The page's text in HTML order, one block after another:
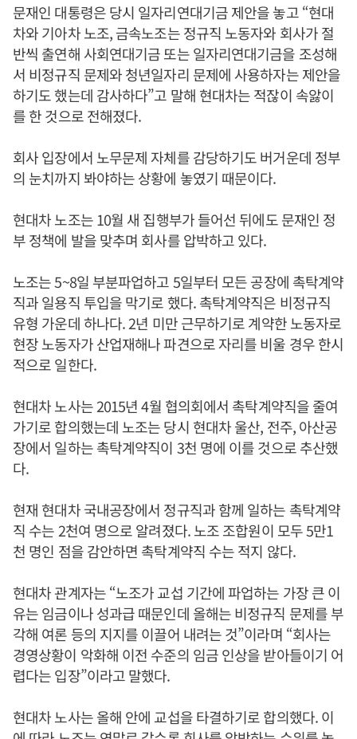
문재인 대통령은 당시 일자리연대기금 제안을 놓고 “현대
차와 기아차 노조, 금속노조는 정규직 노동자와 회사가 절
반씩 출연해 사회연대기금 또는 일자리연대기금을 조성해
서 비정규직 문제와 청년일자리 문제에 사용하자는 제안을
하기도 했는데 감사하다”고 말해 현대차는 적잖이 속앓이
를 한 것으로 전해졌다.
회사 입장에서 노무문제 자체를 감당하기도 버거운데 정부
의 눈치까지 봐야하는 상황에 놓였기 때문이다.
현대차 노조는 10월 새 집행부가 들어선 뒤에도 문재인 정
부 정책에 발을 맞추며 회사를 압박하고 있다.
노조는 5~8일 부분파업하고 5일부터 모든 공장에 촉탁계약
직과 일용직 투입을 막기로 했다. 촉탁계약직은 비정규직
유형 가운데 하나다. 2년 미만 근무하기로 계약한 노동자로
현장 노동자가 산업재해나 파견으로 자리를 비울 경우 한시
적으로 일한다.
현대차 노사는 2015년 4월 협의회에서 촉탁계약직을 줄여
가기로 합의했는데 노조는 당시 현대차 울산, 전주, 아산공
장에서 일하는 촉탁계약직이 3천 명에 이를 것으로 추산했
다.
현재 현대차 국내공장에서 정규직과 함께 일하는 촉탁계약
직 수는 2천여 명으로 알려졌다. 노조 조합원이 모두 5만1
천 명인 점을 감안하면 촉탁계약직 수는 적지 않다.
현대차 관계자는 “노조가 교섭 기간에 파업하는 가장 큰 이
유는 임금이나 성과급 때문인데 올해는 비정규직 문제를 부
각해 여론 등의 지지를 이끌어 내려는 것”이라며 “회사는
경영상황이 악화해 이전 수준의 임금 인상을 받아들이기 어
렵다는 입장”이라고 말했다.
현대차 노사는 올해 안에 교섭을 타결하기로 합의했다. 이